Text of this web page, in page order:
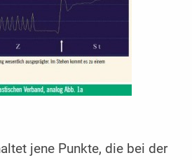
jene Punkte, die bei der